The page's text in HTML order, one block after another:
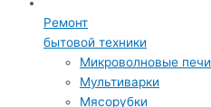
Ремонт
бытовой техники
Микроволновые печи
Мультиварки
Мясорубки